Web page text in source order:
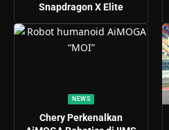
Snapdragon X Elite
NEWS
Chery Perkenalkan